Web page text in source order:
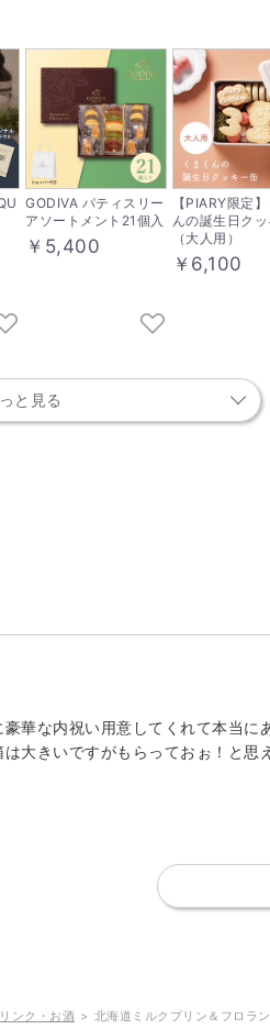
GODIVA パティスリー
アソートメント21個入
￥5,400
【PIARY限定
んの誕生日ク
（大人用）
￥6,100
と見る
華な内祝い用意してくれて本当に
大きいですがもらっておぉ！と思
ンク・お酒 北海道ミルクプリン＆フロラ